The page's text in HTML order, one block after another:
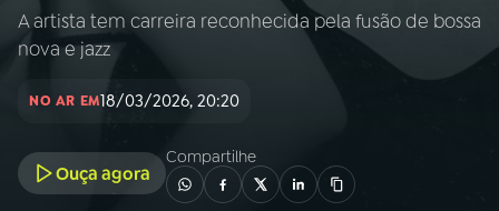
AO VIVO
INÍCIO
A RÁDIO
A artista tem carreira reconhecida pela fusão de bossa
nova e jazz
NO AR EM18/03/2026, 20:20
Ouça agora
Compartilhe